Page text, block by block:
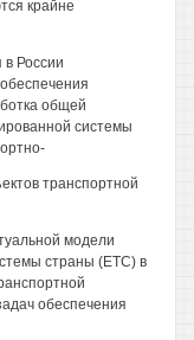
крайне
России
общей
системы
транспортной
модели
страны (ETC) в
обеспечения